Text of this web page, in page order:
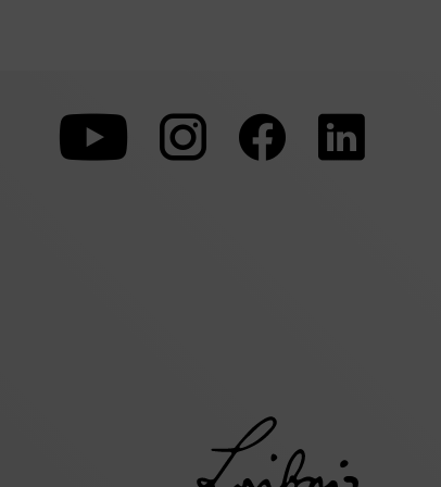
Zu
unserer
Zu
unserer
Zu
unserer